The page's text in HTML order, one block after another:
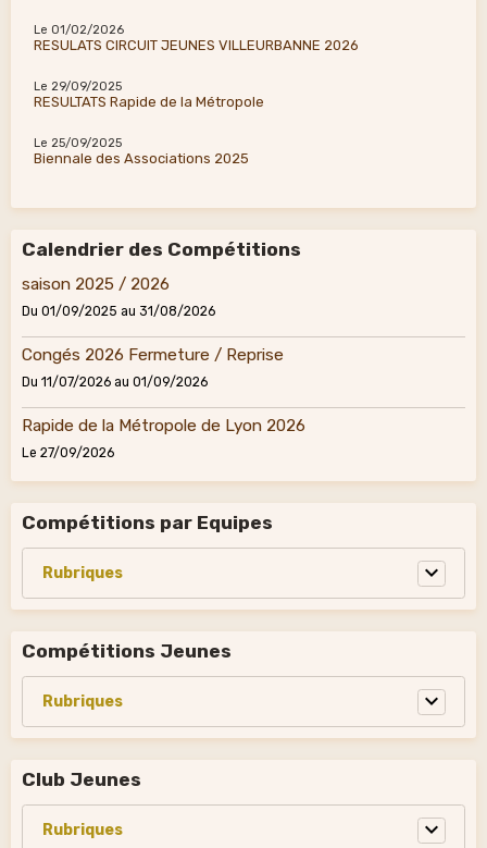
Le 01/02/2026
RESULATS CIRCUIT JEUNES VILLEURBANNE 2026
Le 29/09/2025
RESULTATS Rapide de la Métropole
Le 25/09/2025
Biennale des Associations 2025
Calendrier des Compétitions
saison 2025 / 2026
Du 01/09/2025 au 31/08/2026
Congés 2026 Fermeture / Reprise
Du 11/07/2026 au 01/09/2026
Rapide de la Métropole de Lyon 2026
Le 27/09/2026
Compétitions par Equipes
Compétitions Jeunes
Club Jeunes